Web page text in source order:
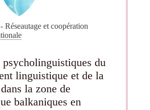
Réseautage et coopération
psycholinguistiques du
linguistique et de la
la zone de
balkaniques en